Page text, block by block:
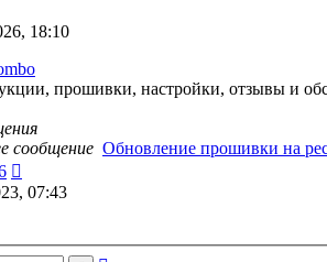
последнему
18:10
прошивки, настройки, отзывы и
сообщение Обновление прошивки на
к07:43